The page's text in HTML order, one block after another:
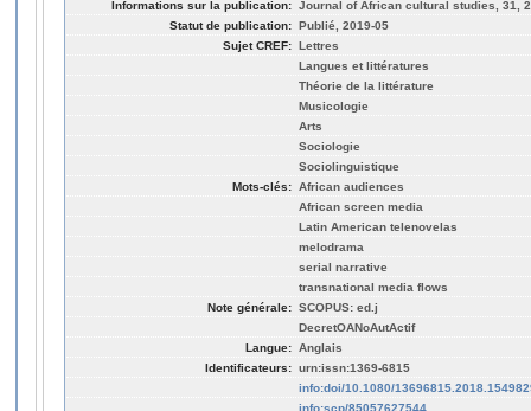
Informations sur la publication: Journal of African cultural studies, 31,
Statut de publication: Publié, 2019-05
Sujet CREF: Lettres
Langues et littératures
Théorie de la littérature
Musicologie
Arts
Sociologie
Sociolinguistique
Mots-clés: African audiences
African screen media
Latin American telenovelas
melodrama
serial narrative
transnational media flows
Note générale: SCOPUS: ed.j
DecretOANoAutActif
Langue: Anglais
Identificateurs: urn:issn:1369-6815
info:doi/10.1080/
info:scp/85057627544